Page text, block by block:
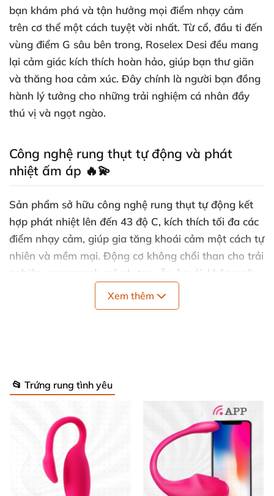
bạn khám phá và tận hưởng mọi điểm nhạy cảm
trên cơ thể một cách tuyệt vời nhất. Từ cổ, đầu ti đến
vùng điểm G sâu bên trong, Roselex Desi đều mang
lại cảm giác kích thích hoàn hảo, giúp bạn thư giãn
và thăng hoa cảm xúc. Đây chính là người bạn đồng
hành lý tưởng cho những trải nghiệm cá nhân đầy
thú vị và ngọt ngào.
Công nghệ rung thụt tự động và phát
nhiệt ấm áp 🔥💫
Sản phẩm sở hữu công nghệ rung thụt tự động kết
hợp phát nhiệt lên đến 43 độ C, kích thích tối đa các
điểm nhạy cảm, giúp gia tăng khoái cảm một cách tự
nhiên và mềm mại. Động cơ không chổi than cho trải
nghiệm rung mạnh mẽ nhưng vẫn êm ái, không gây
tiếng ồn (dưới 50db) để bạn hoàn toàn riêng tư tận
hưởng. Bạn có thể dễ dàng điều khiển với một nút
🎯 Kích thích dái tai, nơi chứa nhiều dây thần kinh
nhạy cảm nhưng thường bị bỏ qua.
🎯 Tác động trực tiếp và tập trung lên điểm R,
giúp tạo cảm xúc sảng khoái sâu sắc.
🎯 Massage nhẹ nhàng vùng vai cổ, hỗ trợ thư
Xem thêm
📂 Trứng rung tình yêu